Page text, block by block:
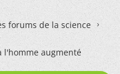
forums de la science
l'homme augmenté